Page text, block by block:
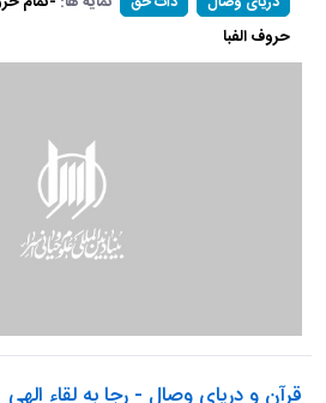
حروف الفبا
قرآن و دریای وصال - رجا به لقاء الهی